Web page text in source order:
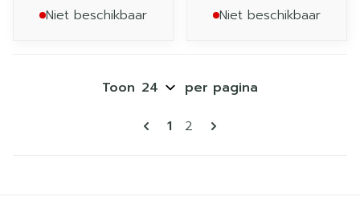
Niet beschikbaar Niet beschikbaar
Pagina's
U lees momenteel pagina
1 Pagina
2
Toon per pagina